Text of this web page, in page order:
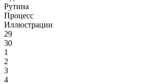
Рутина
Процесс
Иллюстрации
29
30
1
2
3
4